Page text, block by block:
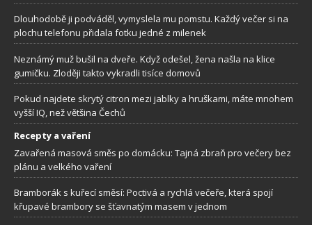
Dlouhodobě ji podváděl, vymyslela mu pomstu. Každý večer si na
plochu telefonu přidala fotku jedné z milenek
Neznámý muž bušil na dveře. Když odešel, žena našla na klice
gumičku. Zloději takto vykradli tisíce domovů
Pokud najdete skrytý citron mezi jablky a hruškami, máte mnohem
vyšší IQ, než většina Čechů
Recepty a vaření
Zavařená masová směs po domácku: Tajná zbraň pro večery bez
plánu a velkého vaření
Bramborák s kuřecí směsí: Poctivá a rychlá večeře, která spojí
křupavé brambory se šťavnatým masem v jednom